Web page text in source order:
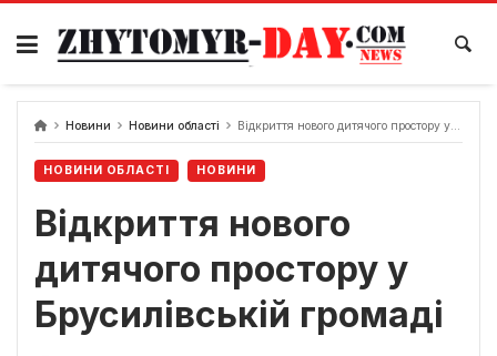
Skip
content
Новини Новини області Відкриття нового дитячого простору у Брусилівській громаді
НОВИНИ ОБЛАСТІ НОВИНИ
Відкриття нового
дитячого простору у
Брусилівській громаді